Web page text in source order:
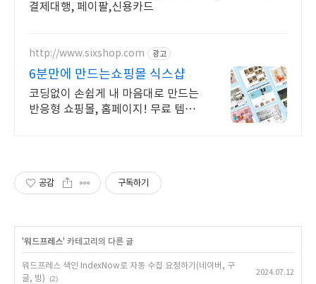
결제대행, 페이팔,신용카드
http://www.sixshop.com 광고
6분만에 만드는쇼핑몰 식스샵
코딩없이 손쉽게 내 마음대로 만드는
반응형 쇼핑몰, 홈페이지! 무료 템플
공감 구독하기
'워드프레스' 카테고리의 다른 글
워드프레스 색인 IndexNow로 자동 수집 요청하기(네이버, 구
글, 빙)
(2)
2024.07.12